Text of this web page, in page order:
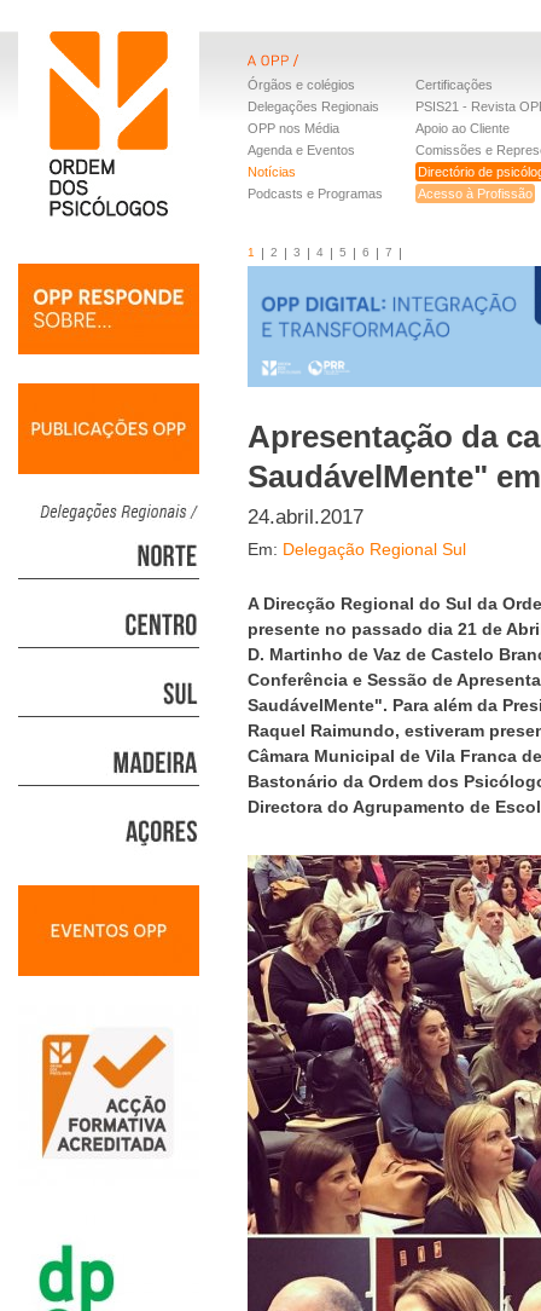
Órgãos e colégios
Delegações Regionais
OPP nos Média
Agenda e Eventos
Notícias
Podcasts e Programas
Certificações
PSIS21 - Revista
Apoio ao Cliente
Comissões e
Directório de
Acesso à Profissão
1 2 3 4 5 6 7
Apresentação da
SaudávelMente"
24.abril.2017
Em: Delegação Regional Sul
A Direcção Regional do Sul da
presente no passado dia 21 de
D. Martinho de Vaz de Castelo
Conferência e Sessão de
SaudávelMente". Para além da
Raquel Raimundo, estiveram
Câmara Municipal de Vila Franca
Bastonário da Ordem dos
Directora do Agrupamento de